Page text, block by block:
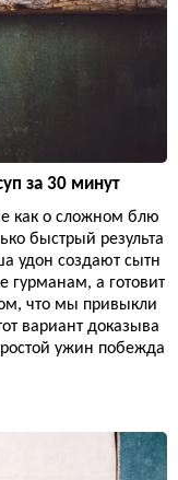
за 30 минут
как о сложном блю
быстрый результа
удон создают сытн
гурманам, а готовит
что мы привыкли
вариант доказыва
ужин побежда